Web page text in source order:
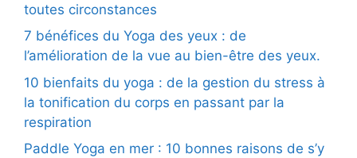
toutes circonstances
7 bénéfices du Yoga des yeux : de
l’amélioration de la vue au bien-être des yeux.
10 bienfaits du yoga : de la gestion du stress à
la tonification du corps en passant par la
respiration
Paddle Yoga en mer : 10 bonnes raisons de s’y